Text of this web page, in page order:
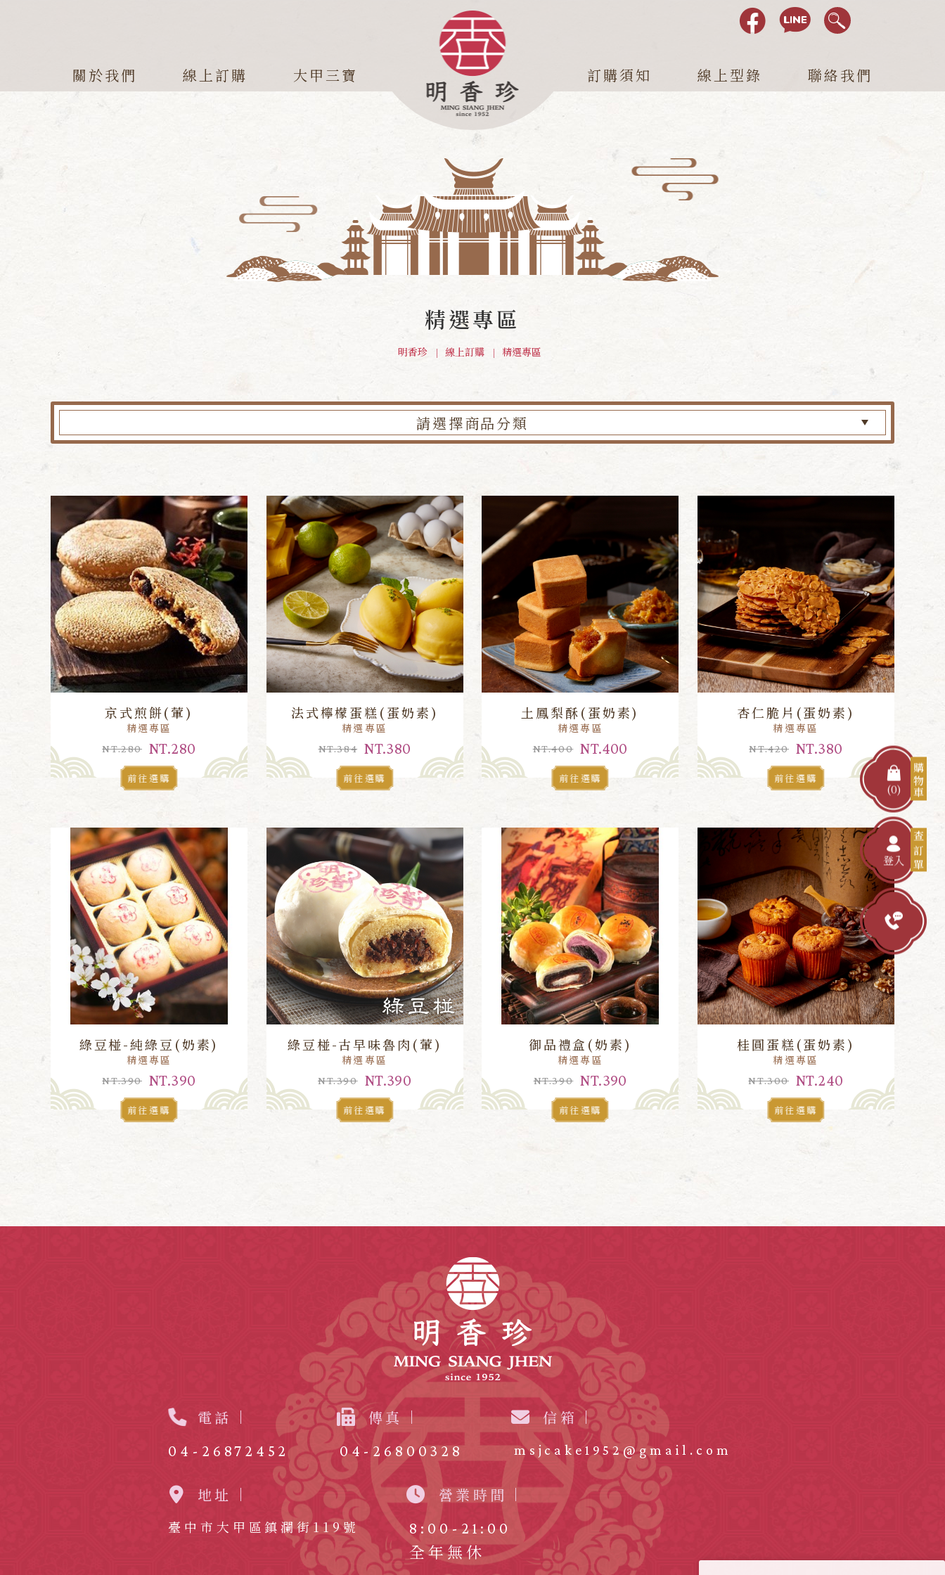
關於我們 線上訂購 大甲三寶 訂購須知 線上型錄 聯絡我們
(0) 購物車
登入 查訂單
精選專區
明香珍 線上訂購 精選專區
請選擇商品分類
京式煎餅(葷)
精選專區
NT.280 NT.280
前往選購
法式檸檬蛋糕(蛋奶素)
精選專區
NT.384 NT.380
前往選購
土鳳梨酥(蛋奶素)
精選專區
NT.400 NT.400
前往選購
杏仁脆片(蛋奶素)
精選專區
NT.420 NT.380
前往選購
綠豆椪-純綠豆(奶素)
精選專區
NT.390 NT.390
前往選購
綠豆椪-古早味魯肉(葷)
精選專區
NT.390 NT.390
前往選購
御品禮盒(奶素)
精選專區
NT.390 NT.390
前往選購
桂圓蛋糕(蛋奶素)
精選專區
NT.300 NT.240
前往選購
電話
04-26872452
傳真
04-26800328
信箱
msjcake1952@gmail.com
地址
臺中市大甲區鎮瀾街119號
營業時間
8:00-21:00
全年無休